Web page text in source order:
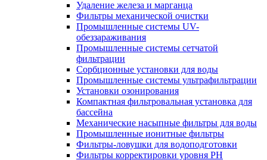
Удаление железа и марганца
Фильтры механической очистки
Промышленные системы UV-
обеззараживания
Промышленные системы сетчатой
фильтрации
Сорбционные установки для воды
Промышленные системы ультрафильтрации
Установки озонирования
Компактная фильтровальная установка для
бассейна
Механические насыпные фильтры для воды
Промышленные ионитные фильтры
Фильтры-ловушки для водоподготовки
Фильтры корректировки уровня PH